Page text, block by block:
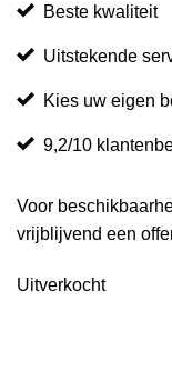
Beste kwaliteit
Uitstekende
Kies uw eigen
9,2/10
Voor
vrijblijvend een
Uitverkocht